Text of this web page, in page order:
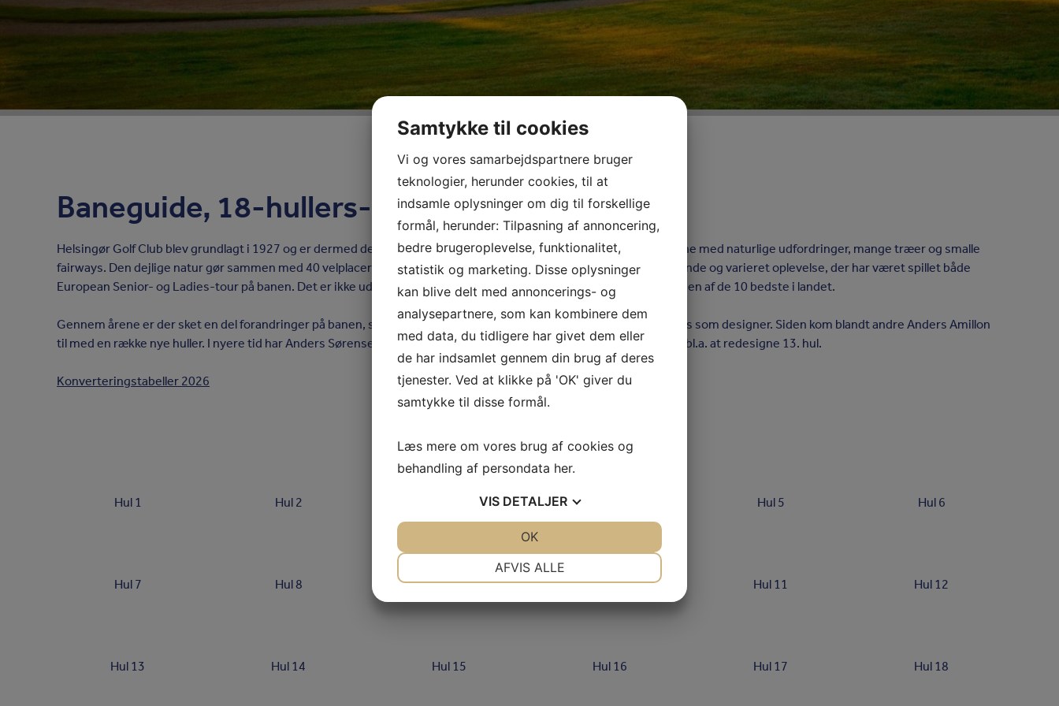
Baneguide, 18-hullers-banen
Helsingør Golf Club blev grundlagt i 1927 og er dermed den 4. ældste golfklub i Danmark. Banen er en smuk parkbane med naturlige udfordringer, mange træer og smalle
fairways. Den dejlige natur gør sammen med 40 velplacerede bunkers og en del søer og åer en runde til en spændende og varieret oplevelse, der har været spillet både
European Senior- og Ladies-tour på banen. Det er ikke uden grund, at banen i Helsingør gang på gang er kåret som en af de 10 bedste i landet.
Gennem årene er der sket en del forandringer på banen, som i starten havde den engelske banearkitekt John Harris som designer. Siden kom blandt andre Anders Amillon
til med en række nye huller. I nyere tid har Anders Sørensen, tidligere Europa Tour-spiller sat sit præg på banen ved bl.a. at redesigne 13. hul.
Konverteringstabeller 2026
Hul 1 Hul 2 Hul 5 Hul 6
Hul 7 Hul 8 Hul 9 Hul 10 Hul 11 Hul 12
Hul 13 Hul 14 Hul 15 Hul 16 Hul 17 Hul 18
Samtykke til cookies
Vi og vores samarbejdspartnere bruger
teknologier, herunder cookies, til at
indsamle oplysninger om dig til forskellige
formål, herunder: Tilpasning af annoncering,
bedre brugeroplevelse, funktionalitet,
statistik og marketing. Disse oplysninger
kan blive delt med annoncerings- og
analysepartnere, som kan kombinere dem
med data, du tidligere har givet dem eller
de har indsamlet gennem din brug af deres
tjenester. Ved at klikke på 'OK' giver du
samtykke til disse formål.
Læs mere om vores brug af cookies og
behandling af persondata her.
VIS DETALJER
AFVIS ALLE
OK